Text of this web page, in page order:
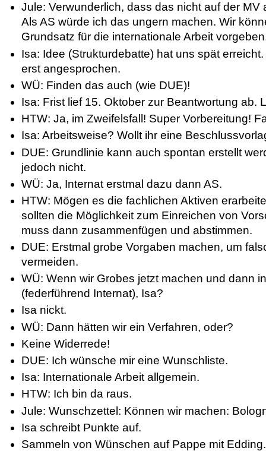
Jule: Verwunderlich, dass das nicht auf der MV
Als AS würde ich das ungern machen. Wir
Grundsatz für die internationale Arbeit
Isa: Idee (Strukturdebatte) hat uns spät
erst angesprochen.
WÜ: Finden das auch (wie DUE)!
Isa: Frist lief 15. Oktober zur Beantwortung ab.
HTW: Ja, im Zweifelsfall! Super Vorbereitung!
Isa: Arbeitsweise? Wollt ihr eine
DUE: Grundlinie kann auch spontan erstellt
jedoch nicht.
WÜ: Ja, Internat erstmal dazu dann AS.
HTW: Mögen es die fachlichen Aktiven
sollten die Möglichkeit zum Einreichen von
muss dann zusammenfügen und abstimmen.
DUE: Erstmal grobe Vorgaben machen, um
vermeiden.
WÜ: Wenn wir Grobes jetzt machen und dann
(federführend Internat), Isa?
Isa nickt.
WÜ: Dann hätten wir ein Verfahren, oder?
Keine Widerrede!
DUE: Ich wünsche mir eine Wunschliste.
Isa: Internationale Arbeit allgemein.
HTW: Ich bin da raus.
Jule: Wunschzettel: Können wir machen:
Isa schreibt Punkte auf.
Sammeln von Wünschen auf Pappe mit Edding.